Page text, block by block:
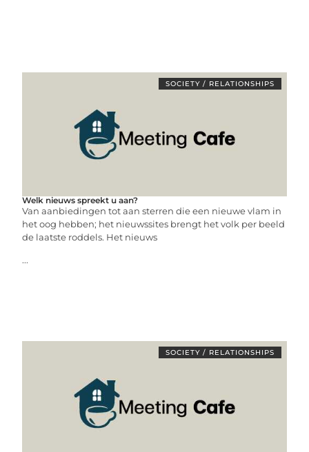
SOCIETY / RELATIONSHIPS
Welk nieuws spreekt u aan?
Van aanbiedingen tot aan sterren die een nieuwe vlam in
het oog hebben; het nieuwssites brengt het volk per beeld
de laatste roddels. Het nieuws
...
SOCIETY / RELATIONSHIPS